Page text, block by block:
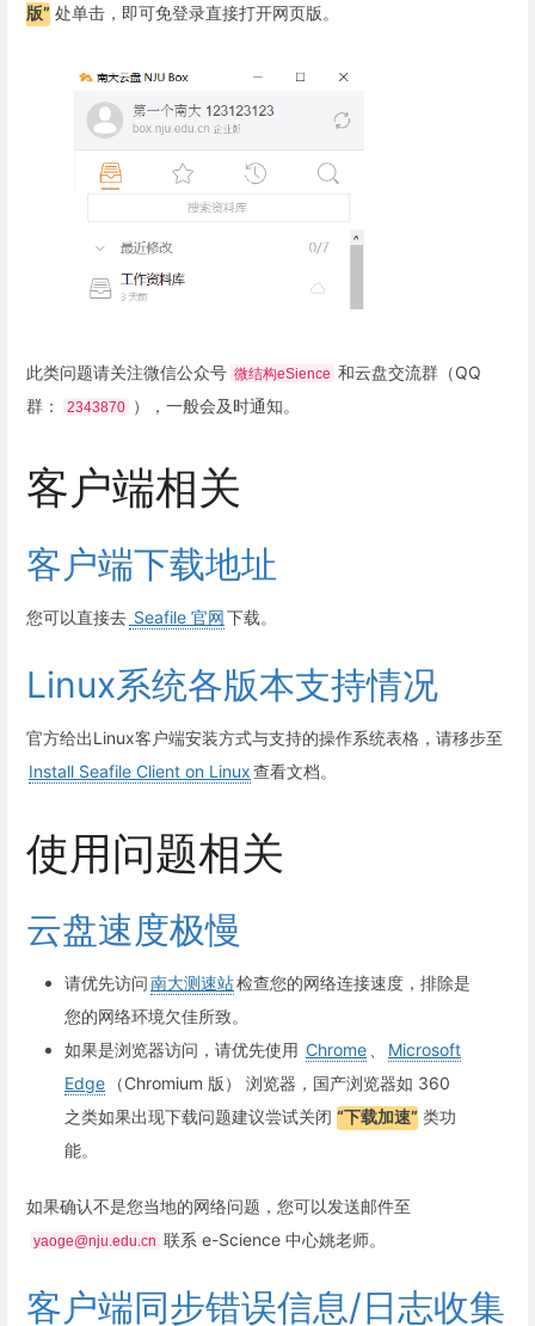
版” 处单击，即可免登录直接打开网页版。
此类问题请关注微信公众号 微结构eSience 和云盘交流群（QQ
群：
2343870 ），一般会及时通知。
客户端相关
客户端下载地址
您可以直接去 Seafile 官网下载。
Linux系统各版本支持情况
官方给出Linux客户端安装方式与支持的操作系统表格，请移步至
Install Seafile Client on Linux查看文档。
使用问题相关
云盘速度极慢
请优先访问南大测速站检查您的网络连接速度，排除是
您的网络环境欠佳所致。
如果是浏览器访问，请优先使用 Chrome
Microsoft
Edge
（Chromium 版） 浏览器，国产浏览器如 360
之类如果出现下载问题建议尝试关闭 “下载加速” 类功
能。
如果确认不是您当地的网络问题，您可以发送邮件至
yaoge@nju.edu.cn 联系 e-Science 中心姚老师。
客户端同步错误信息/日志收集